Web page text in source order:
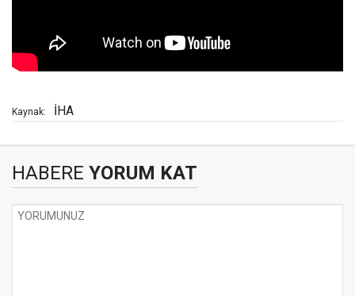
Kaynak: İHA
HABERE YORUM KAT